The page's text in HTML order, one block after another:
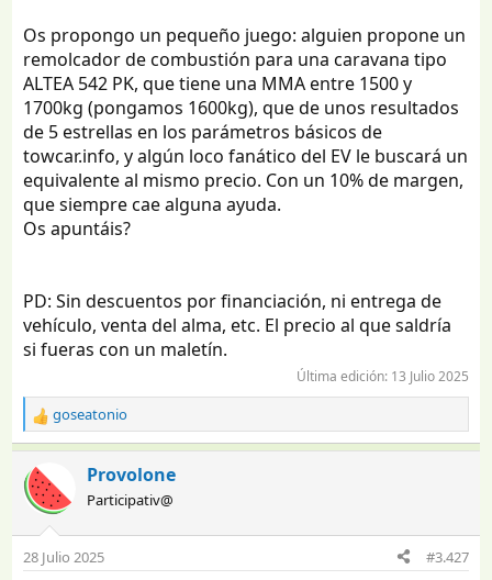
Os propongo un pequeño juego: alguien propone un
remolcador de combustión para una caravana tipo
ALTEA 542 PK, que tiene una MMA entre 1500 y
1700kg (pongamos 1600kg), que de unos resultados
de 5 estrellas en los parámetros básicos de
towcar.info, y algún loco fanático del EV le buscará un
equivalente al mismo precio. Con un 10% de margen,
que siempre cae alguna ayuda.
Os apuntáis?
PD: Sin descuentos por financiación, ni entrega de
vehículo, venta del alma, etc. El precio al que saldría
si fueras con un maletín.
Última edición: 13 Julio 2025
R
e
c
c
o
n
goseatonio
Provolone
Participativ@
28 Julio 2025 #3.427